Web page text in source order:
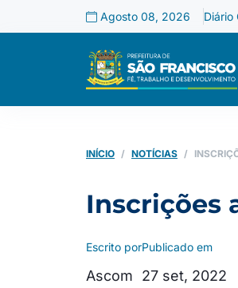
Agosto 08, 2026 Diário
INÍCIO NOTÍCIAS
Inscrições
Escrito por
Ascom
Publicado em
27 set, 2022